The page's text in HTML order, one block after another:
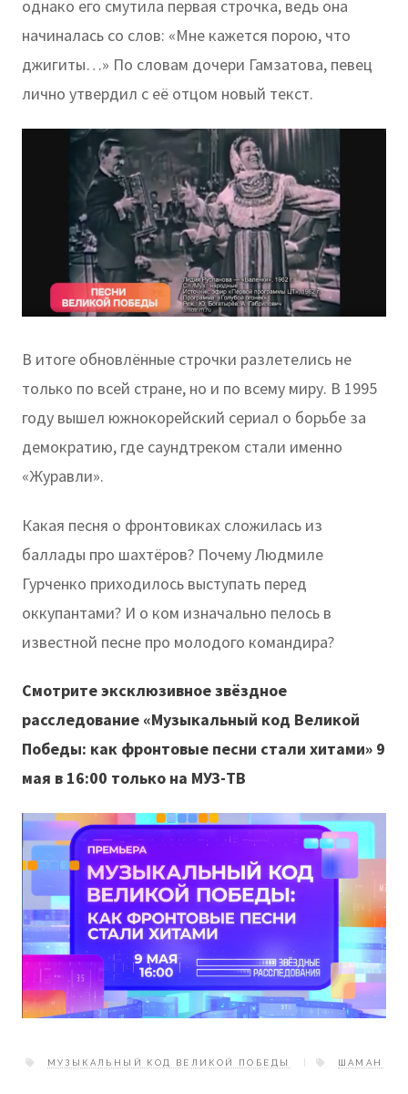
однако его смутила первая строчка, ведь она
начиналась со слов: «Мне кажется порою, что
джигиты…» По словам дочери Гамзатова, певец
лично утвердил с её отцом новый текст.
В итоге обновлённые строчки разлетелись не
только по всей стране, но и по всему миру. В 1995
году вышел южнокорейский сериал о борьбе за
демократию, где саундтреком стали именно
«Журавли».
Какая песня о фронтовиках сложилась из
баллады про шахтёров? Почему Людмиле
Гурченко приходилось выступать перед
оккупантами? И о ком изначально пелось в
известной песне про молодого командира?
Смотрите эксклюзивное звёздное
расследование «Музыкальный код Великой
Победы: как фронтовые песни стали хитами» 9
мая в 16:00 только на МУЗ-ТВ
МУЗЫКАЛЬНЫЙ КОД ВЕЛИКОЙ ПОБЕДЫ ШАМАН